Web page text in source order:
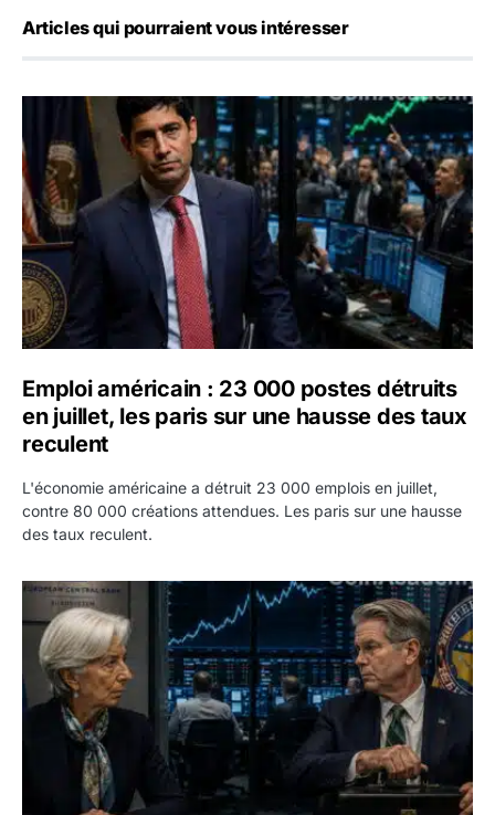
Articles qui pourraient vous intéresser
Emploi américain : 23 000 postes détruits en juillet, les
Emploi américain : 23 000 postes détruits
en juillet, les paris sur une hausse des taux
reculent
L'économie américaine a détruit 23 000 emplois en juillet,
contre 80 000 créations attendues. Les paris sur une hausse
des taux reculent.
Yen : Washington a vendu des euros sans prévenir la